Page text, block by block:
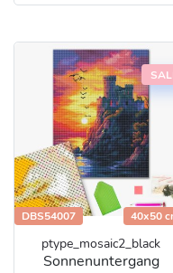
DBS54007 40x50
ptype_mosaic2_black
Sonnenuntergang